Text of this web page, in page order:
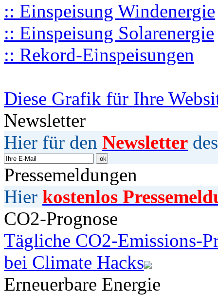
:: Einspeisung Windenergie
:: Einspeisung Solarenergie
:: Rekord-Einspeisungen
Diese Grafik für Ihre
Newsletter
Hier für den Newsletter
Pressemeldungen
Hier kostenlos
CO2-Prognose
Tägliche CO2-Emissions-
bei Climate Hacks
Erneuerbare Energie